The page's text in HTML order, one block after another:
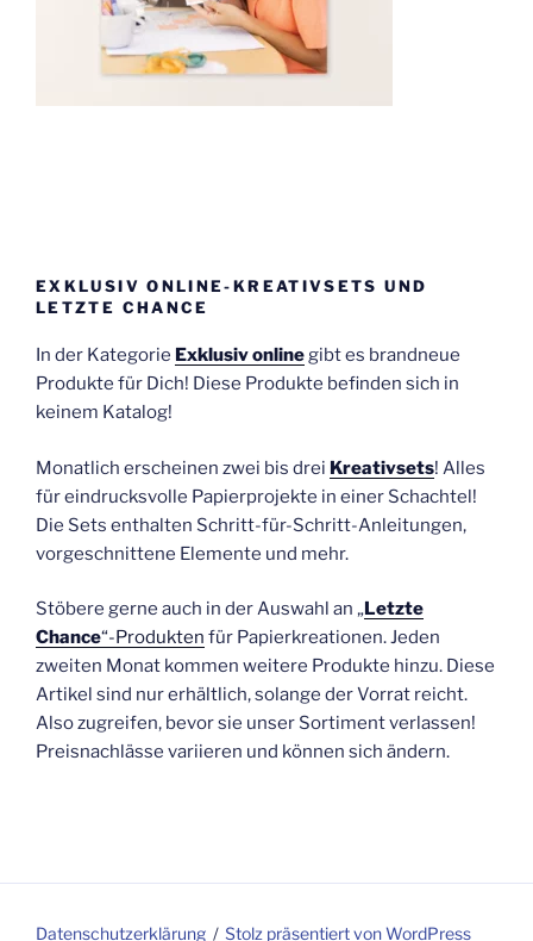
EXKLUSIV ONLINE-KREATIVSETS UND
LETZTE CHANCE
In der Kategorie Exklusiv onlinegibt es brandneue
Produkte für Dich! Diese Produkte befinden sich in
keinem Katalog!
Monatlich erscheinen zwei bis drei Kreativsets! Alles
für eindrucksvolle Papierprojekte in einer Schachtel!
Die Sets enthalten Schritt-für-Schritt-Anleitungen,
vorgeschnittene Elemente und mehr.
Stöbere gerne auch in der Auswahl an „Letzte
Chance“-Produkten für Papierkreationen. Jeden
zweiten Monat kommen weitere Produkte hinzu. Diese
Artikel sind nur erhältlich, solange der Vorrat reicht.
Also zugreifen, bevor sie unser Sortiment verlassen!
Preisnachlässe variieren und können sich ändern.
Datenschutzerklärung Stolz präsentiert von WordPress